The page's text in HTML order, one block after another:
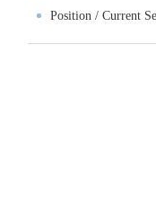
Position / Current